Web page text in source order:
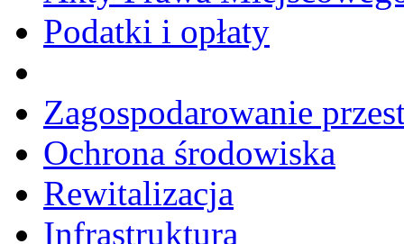
Podatki i opłaty
Zagospodarowanie
Ochrona środowiska
Rewitalizacja
Infrastruktura